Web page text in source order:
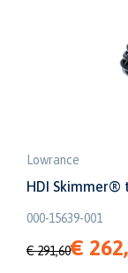
Lowrance
HDI Skimmer®
000-15639-001
€ 291,60€